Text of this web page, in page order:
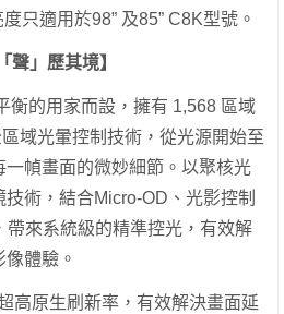
只適用於98” 及85” C8K型號。
聲」歷其境】
衡的用家而設，擁有 1,568 區域
區域光暈控制技術，從光源開始至
一幀畫面的微妙細節。以聚核光
術，結合Micro-OD、光影控制
帶來系統級的精準控光，有效解
體驗。
高原生刷新率，有效解決畫面延